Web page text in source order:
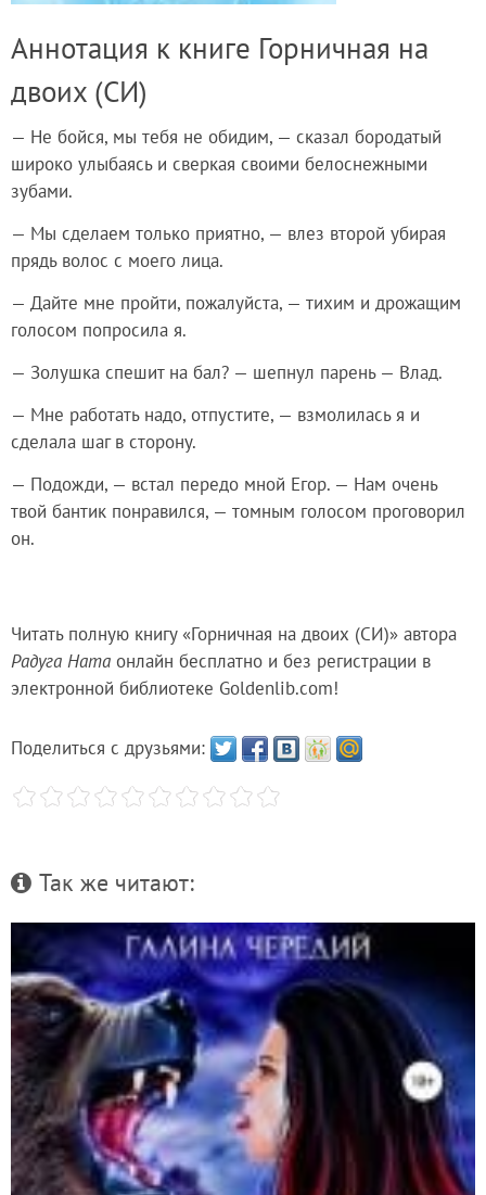
Аннотация к книге Горничная на
двоих (СИ)
— Не бойся, мы тебя не обидим, — сказал бородатый
широко улыбаясь и сверкая своими белоснежными
зубами.
— Мы сделаем только приятно, — влез второй убирая
прядь волос с моего лица.
— Дайте мне пройти, пожалуйста, — тихим и дрожащим
голосом попросила я.
— Золушка спешит на бал? — шепнул парень — Влад.
— Мне работать надо, отпустите, — взмолилась я и
сделала шаг в сторону.
— Подожди, — встал передо мной Егор. — Нам очень
твой бантик понравился, — томным голосом проговорил
он.
Читать полную книгу «Горничная на двоих (СИ)» автора
Радуга Ната онлайн бесплатно и без регистрации в
электронной библиотеке Goldenlib.com!
Поделиться с друзьями:
Так же читают: